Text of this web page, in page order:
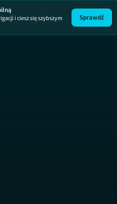
40 kontra 20
i ciesz się szybszym
Sprawdź